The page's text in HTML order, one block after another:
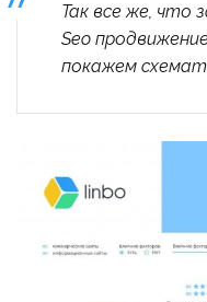
Так все же, что
Seo
покажем